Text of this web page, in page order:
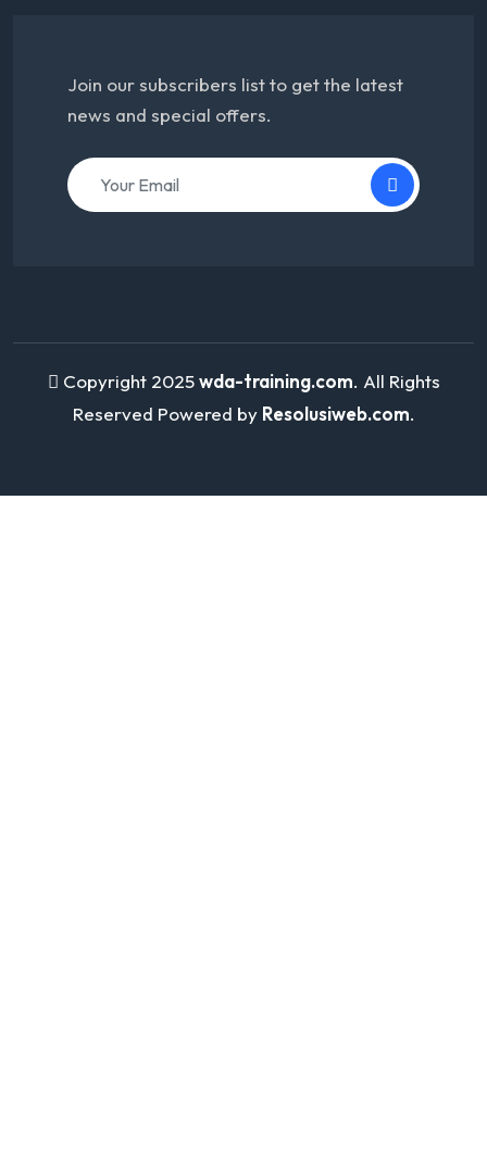
Join our subscribers list to get the latest
news and special offers.
Copyright 2025wda-training.com. All Rights
Reserved Powered by Resolusiweb.com.